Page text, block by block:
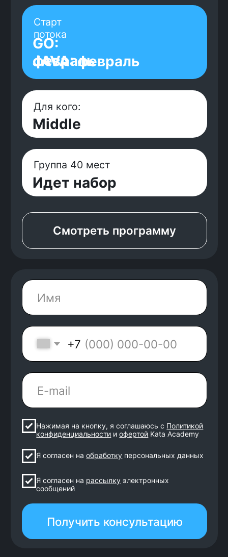
Группа 40 мест
Идет набор
Middle
+7
Нажимая на кнопку, я соглашаюсь с
конфиденциальностииофертойKata Academy
Я согласен на
Получить консультацию
От кода → к архитектуре
Качество и системность
решают